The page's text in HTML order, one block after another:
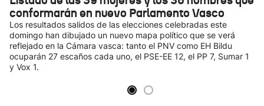
conformarán en nuevo Parlamento Vasco
Los resultados salidos de las elecciones celebradas este
domingo han dibujado un nuevo mapa político que se verá
reflejado en la Cámara vasca: tanto el PNV como EH Bildu
ocuparán 27 escaños cada uno, el PSE-EE 12, el PP 7, Sumar 1
y Vox 1.